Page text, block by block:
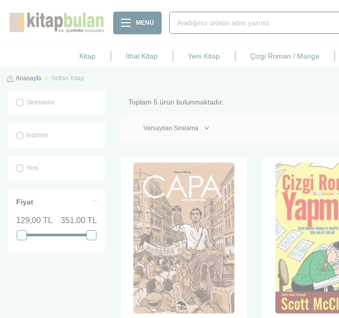
MENÜ
Kitap İthal Kitap Yeni Kitap Çizgi Roman / Manga
Anasayfa Sırtlan Kitap
Stoktakiler
İndirimli
Yeni
Fiyat
129,00 TL 351,00 TL
Toplam 5 ürün bulunmaktadır.